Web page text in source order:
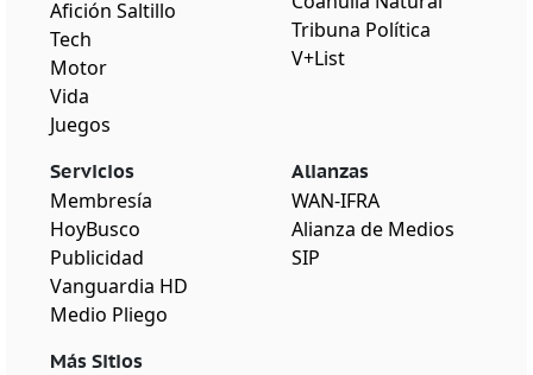
Afición Saltillo
Tech
Motor
Vida
Juegos
Tribuna Política
V+List
Servicios
Membresía
HoyBusco
Publicidad
Vanguardia HD
Medio Pliego
Más Sitios
Alianzas
WAN-IFRA
Alianza de Medios
SIP